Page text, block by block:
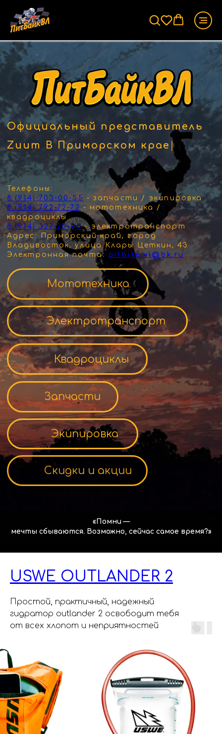
Официальный представитель
Zuum В Приморском крае|
8 (914) 703-00-55- запчасти / экипировка
8 (914) 792-72-72
- мототехника /
квадроциклы
8 (914) 327-20-90 - электротранспорт
Адрес: Приморский край, город
Владивосток, улица Клары Цеткин, 43
Электронная почта: pitbike.vl@bk.ru
Мототехника
Электротранспорт
Скидки и акции
Квадроциклы
Запчасти
Экипировка
«Помни —
мечты сбываются. Возможно, сейчас самое время?»
USWE OUTLANDER 2
Простой, практичный, надежный
гидратор outlander 2 освободит тебя
от всех хлопот и неприятностей
Regulmoto Ajerra BSE
Электротранспорт
Квадроциклы